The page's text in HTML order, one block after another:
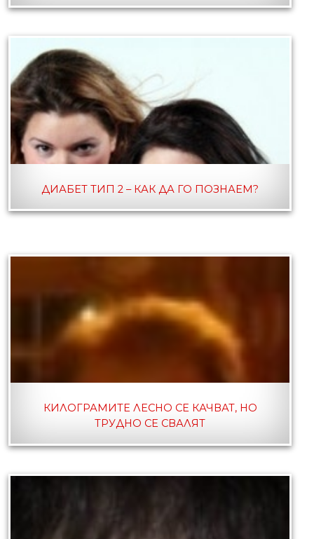
ДИАБЕТ ТИП 2 – КАК ДА ГО ПОЗНАЕМ?
КИЛОГРАМИТЕ ЛЕСНО СЕ КАЧВАТ, НО
ТРУДНО СЕ СВАЛЯТ